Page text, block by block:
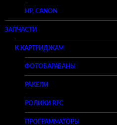
HP, CANON
ЗАПЧАСТИ
К КАРТРИДЖАМ
ФОТОБАРАБАНЫ
РАКЕЛИ
РОЛИКИ RPC
ПРОГРАММАТОРЫ